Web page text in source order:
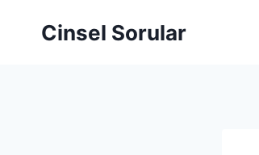
Cinsel Sorular